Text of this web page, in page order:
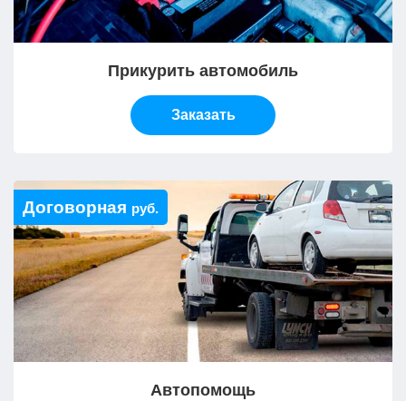
Прикурить автомобиль
Заказать
Договорная руб.
Автопомощь